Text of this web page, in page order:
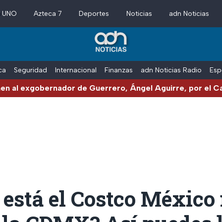
Azteca 7 Deportes Noticias adn Noticias
Seguridad Internacional Finanzas adn Noticias Radio
de Guerrero, Ángel Aguirre, por el Caso
está el Costco México